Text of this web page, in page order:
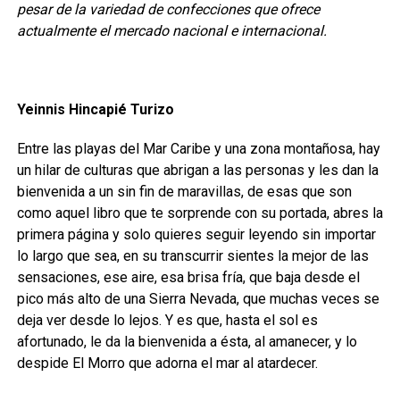
pesar de la variedad de confecciones que ofrece
actualmente el mercado nacional e internacional.
Yeinnis Hincapié Turizo
Entre las playas del Mar Caribe y una zona montañosa, hay
un hilar de culturas que abrigan a las personas y les dan la
bienvenida a un sin fin de maravillas, de esas que son
como aquel libro que te sorprende con su portada, abres la
primera página y solo quieres seguir leyendo sin importar
lo largo que sea, en su transcurrir sientes la mejor de las
sensaciones, ese aire, esa brisa fría, que baja desde el
pico más alto de una Sierra Nevada, que muchas veces se
deja ver desde lo lejos. Y es que, hasta el sol es
afortunado, le da la bienvenida a ésta, al amanecer, y lo
despide El Morro que adorna el mar al atardecer.